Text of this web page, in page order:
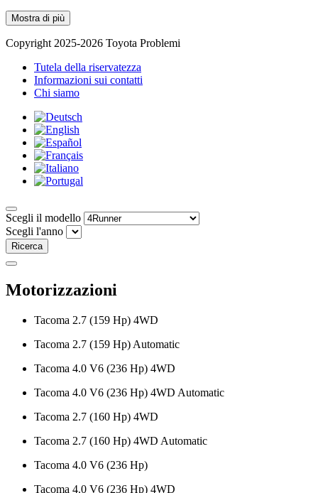
Mostra di più
Copyright 2025-2026 Toyota Problemi
Tutela della riservatezza
Informazioni sui contatti
Chi siamo
Scegli il modello
Scegli l'anno
Ricerca
Motorizzazioni
Tacoma 2.7 (159 Hp) 4WD
Tacoma 2.7 (159 Hp) Automatic
Tacoma 4.0 V6 (236 Hp) 4WD
Tacoma 4.0 V6 (236 Hp) 4WD Automatic
Tacoma 2.7 (160 Hp) 4WD
Tacoma 2.7 (160 Hp) 4WD Automatic
Tacoma 4.0 V6 (236 Hp)
Tacoma 4.0 V6 (236 Hp) 4WD